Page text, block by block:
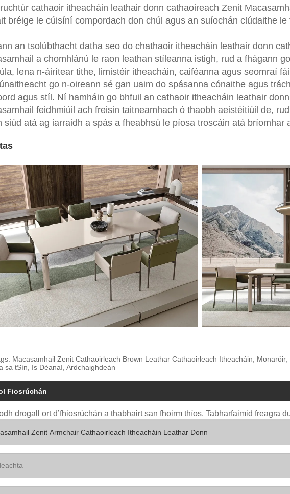
cathaoir itheacháin leathair donn cathaoireach Zenit
bréige le cúisíní compordach don chúl agus an suíochán clúdaithe le
an tsolúbthacht datha seo do chathaoir itheacháin leathair donn
a chomhlánú le raon leathan stíleanna istigh, rud a fhágann
lena n-áirítear tithe, limistéir itheacháin, caiféanna agus seomraí
go n-oireann sé gan uaim do spásanna cónaithe agus
agus stíl. Ní hamháin go bhfuil an cathaoir itheacháin leathair
feidhmiúil ach freisin taitneamhach ó thaobh aeistéitiúil de,
siúd atá ag iarraidh a spás a fheabhsú le píosa troscáin atá bríomhar
Macasamhail Zenit Cathaoirleach Brown Leathar Cathaoirleach Itheacháin,
sa tSín, Is Déanaí, Ardchaighdeán
Fiosrúchán
drogall ort d’fhiosrúchán a thabhairt san fhoirm thíos. Tabharfaimid freagra